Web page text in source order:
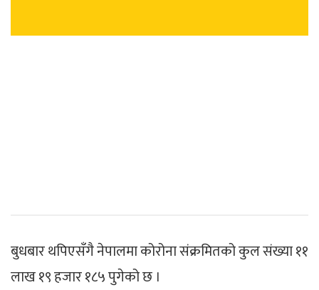
बुधबार थपिएसँगै नेपालमा कोरोना संक्रमितको कुल संख्या ११
लाख १९ हजार १८५ पुगेको छ ।